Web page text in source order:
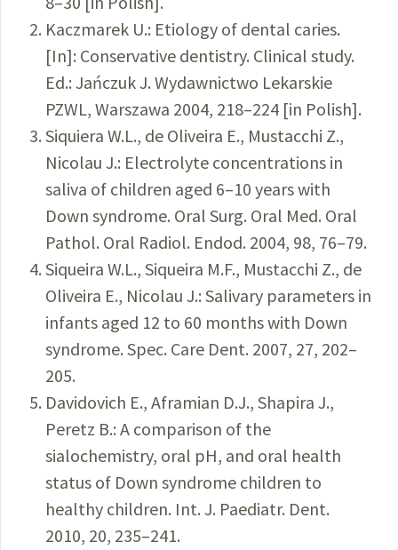
Kaczmarek U.: Etiology of dental caries.
[In]: Conservative dentistry. Clinical study.
Ed.: Jańczuk J. Wydawnictwo Lekarskie
PZWL, Warszawa 2004, 218–224 [in Polish].
Siquiera W.L., de Oliveira E., Mustacchi Z.,
Nicolau J.: Electrolyte concentrations in
saliva of children aged 6–10 years with
Down syndrome. Oral Surg. Oral Med. Oral
Pathol. Oral Radiol. Endod. 2004, 98, 76–79.
Siqueira W.L., Siqueira M.F., Mustacchi Z., de
Oliveira E., Nicolau J.: Salivary parameters in
infants aged 12 to 60 months with Down
syndrome. Spec. Care Dent. 2007, 27, 202–
205.
Davidovich E., Aframian D.J., Shapira J.,
Peretz B.: A comparison of the
sialochemistry, oral pH, and oral health
status of Down syndrome children to
healthy children. Int. J. Paediatr. Dent.
2010, 20, 235–241.